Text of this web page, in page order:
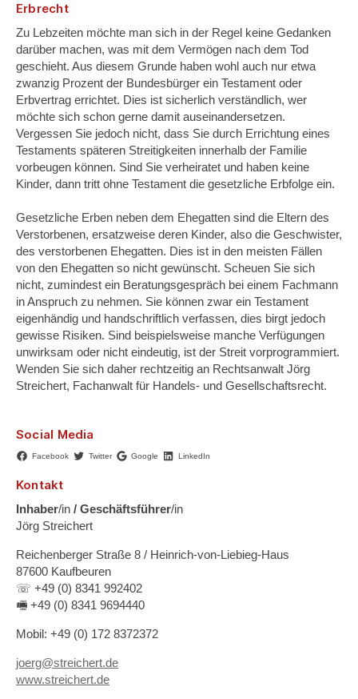
Erbrecht
Zu Lebzeiten möchte man sich in der Regel keine Gedanken
darüber machen, was mit dem Vermögen nach dem Tod
geschieht. Aus diesem Grunde haben wohl auch nur etwa
zwanzig Prozent der Bundesbürger ein Testament oder
Erbvertrag errichtet. Dies ist sicherlich verständlich, wer
möchte sich schon gerne damit auseinandersetzen.
Vergessen Sie jedoch nicht, dass Sie durch Errichtung eines
Testaments späteren Streitigkeiten innerhalb der Familie
vorbeugen können. Sind Sie verheiratet und haben keine
Kinder, dann tritt ohne Testament die gesetzliche Erbfolge ein.
Gesetzliche Erben neben dem Ehegatten sind die Eltern des
Verstorbenen, ersatzweise deren Kinder, also die Geschwister,
des verstorbenen Ehegatten. Dies ist in den meisten Fällen
von den Ehegatten so nicht gewünscht. Scheuen Sie sich
nicht, zumindest ein Beratungsgespräch bei einem Fachmann
in Anspruch zu nehmen. Sie können zwar ein Testament
eigenhändig und handschriftlich verfassen, dies birgt jedoch
gewisse Risiken. Sind beispielsweise manche Verfügungen
unwirksam oder nicht eindeutig, ist der Streit vorprogrammiert.
Wenden Sie sich daher rechtzeitig an Rechtsanwalt Jörg
Streichert, Fachanwalt für Handels- und Gesellschaftsrecht.
Social Media
Facebook Twitter Google LinkedIn
Kontakt
Inhaber/in / Geschäftsführer/in
Jörg Streichert
Reichenberger Straße 8 / Heinrich-von-Liebieg-Haus
87600 Kaufbeuren
☏ +49 (0) 8341 992402
🖷 +49 (0) 8341 9694440
Mobil: +49 (0) 172 8372372
joerg@streichert.de
www.streichert.de